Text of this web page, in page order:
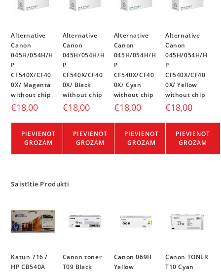
Alternative
Canon
045H/054H/H
P
CF540X/CF40
0X/ Magenta
without chip
€18,00
PIEVIENOT
GROZAM
Alternative
Canon
045H/054H/H
P
CF540X/CF40
0X/ Black
without chip
€18,00
PIEVIENOT
GROZAM
Alternative
Canon
045H/054H/H
P
CF540X/CF40
0X/ Cyan
without chip
€18,00
PIEVIENOT
GROZAM
Alternative
Canon
045H/054H/H
P
CF540X/CF40
0X/ Yellow
without chip
€18,00
PIEVIENOT
GROZAM
Saistītie Produkti
Katun 716 /
HP CB540A
Canon toner
T09 Black
Canon 069H
Yellow
Canon TONER
T10 Cyan